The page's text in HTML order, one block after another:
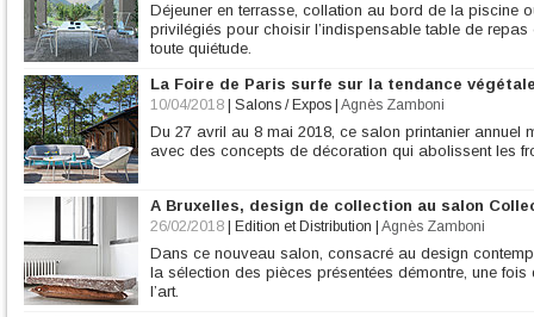
Déjeuner en terrasse, collation au bord de la piscine
privilégiés pour choisir l’indispensable table de
toute quiétude.
La Foire de Paris surfe sur la tendance
10/04/2018 Salons / Expos Agnès Zamboni
Du 27 avril au 8 mai 2018, ce salon printanier annuel
avec des concepts de décoration qui abolissent les
A Bruxelles, design de collection au salon
26/02/2018 Edition et Distribution Agnès Zamboni
Dans ce nouveau salon, consacré au design
la sélection des pièces présentées démontre, une
l’art.